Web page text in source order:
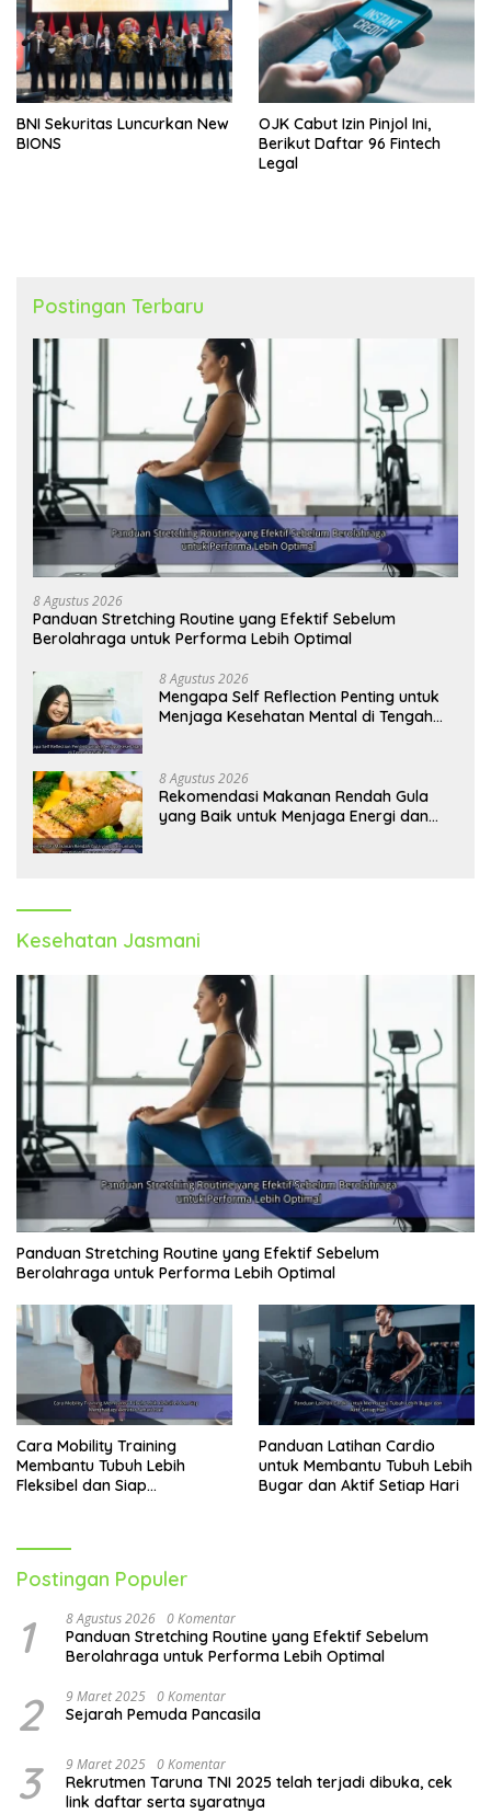
BNI Sekuritas Luncurkan New
BIONS
OJK Cabut Izin Pinjol Ini,
Berikut Daftar 96 Fintech
Legal
Postingan Terbaru
8 Agustus 2026
Panduan Stretching Routine yang Efektif Sebelum
Berolahraga untuk Performa Lebih Optimal
8 Agustus 2026
Mengapa Self Reflection Penting untuk
Menjaga Kesehatan Mental di Tengah
8 Agustus 2026
Rekomendasi Makanan Rendah Gula
yang Baik untuk Menjaga Energi dan
Kesehatan Jasmani
Panduan Stretching Routine yang Efektif Sebelum
Berolahraga untuk Performa Lebih Optimal
Cara Mobility Training
Membantu Tubuh Lebih
Fleksibel dan Siap
Panduan Latihan Cardio
untuk Membantu Tubuh Lebih
Bugar dan Aktif Setiap Hari
Postingan Populer
1 8 Agustus 2026 0 Komentar
Panduan Stretching Routine yang Efektif Sebelum
Berolahraga untuk Performa Lebih Optimal
2 9 Maret 2025 0 Komentar
Sejarah Pemuda Pancasila
3 9 Maret 2025 0 Komentar
Rekrutmen Taruna TNI 2025 telah terjadi dibuka, cek
link daftar serta syaratnya